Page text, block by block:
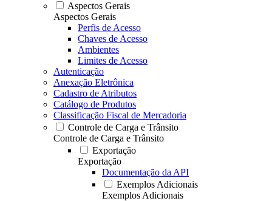
Aspectos Gerais
Aspectos Gerais
Perfis de Acesso
Chaves de Acesso
Ambientes
Limites de Acesso
Autenticação
Anexação Eletrônica
Cadastro de Atributos
Catálogo de Produtos
Classificação Fiscal de Mercadoria
Controle de Carga e Trânsito
Controle de Carga e Trânsito
Exportação
Exportação
Documentação da API
Exemplos Adicionais
Exemplos Adicionais